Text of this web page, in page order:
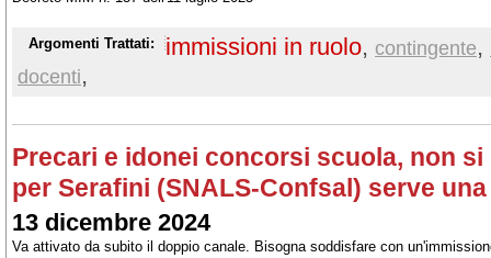
Argomenti Trattati: immissioni in ruolo, contingente,
docenti,
Precari e idonei concorsi scuola, non
per Serafini (SNALS-Confsal) serve
13 dicembre 2024
Va attivato da subito il doppio canale. Bisogna soddisfare con